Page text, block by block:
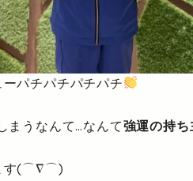
ーパチパチパチパチ
まうなんて…なんて強運の持ち
す(⌒∇⌒)